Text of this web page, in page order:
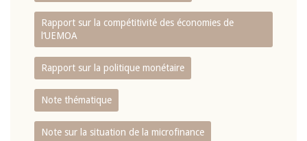
Rapport sur la compétitivité des économies de
l‘UEMOA
Rapport sur la politique monétaire
Note thématique
Note sur la situation de la microfinance